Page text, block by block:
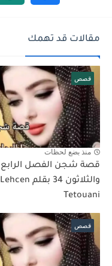
مقالات قد تهمك
قصص
منذ بضع لحظات
قصة شجن الفصل الرابع
والثلاثون 34 بقلم Lehcen
Tetouani
قصص